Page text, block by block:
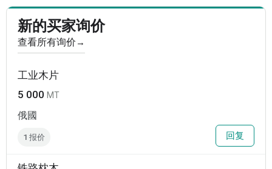
新的买家询价
查看所有询价 →
工业木片
5 000 MT
俄國
1 报价 回复